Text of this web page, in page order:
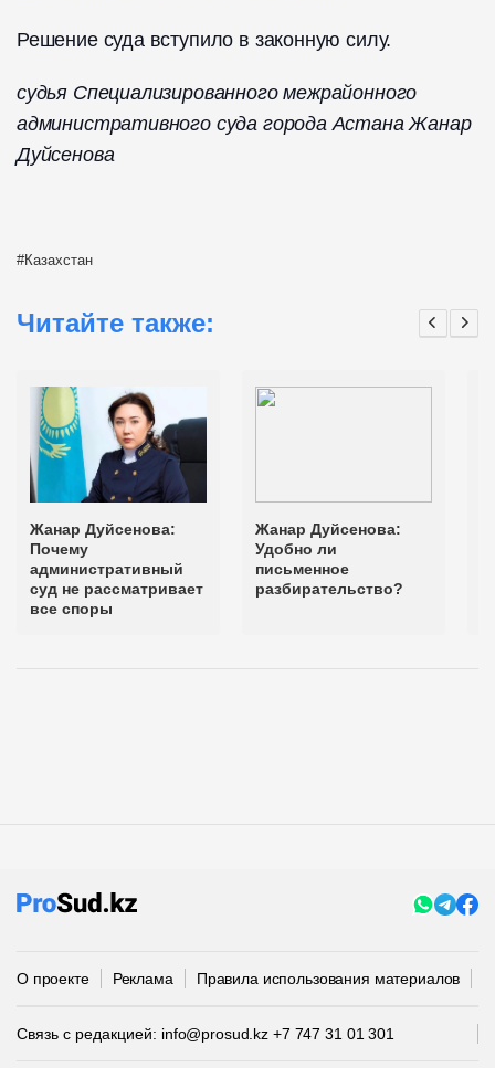
Решение суда вступило в законную силу.
судья Специализированного межрайонного
административного суда города Астана Жанар
Дуйсенова
Казахстан
Читайте также:
Жанар Дуйсенова:
Почему
административный
суд не рассматривает
все споры
Жанар Дуйсенова:
Удобно ли
письменное
разбирательство?
О проекте Реклама Правила использования материалов
Связь с редакцией: info@prosud.kz +7 747 31 01 301